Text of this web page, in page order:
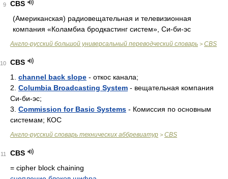
9
CBS
(Американская) радиовещательная и телевизионная
компания «Коламбиа бродкастинг систем», Си-би-эс
Англо-русский большой универсальный переводческий словарь > CBS
10
CBS
1. channel back slope - откос канала;
2. Columbia Broadcasting System - вещательная компания
Си-би-эс;
3. Commission for Basic Systems - Комиссия по основным
системам; КОС
Англо-русский словарь технических аббревиатур > CBS
11
CBS
= cipher block chaining